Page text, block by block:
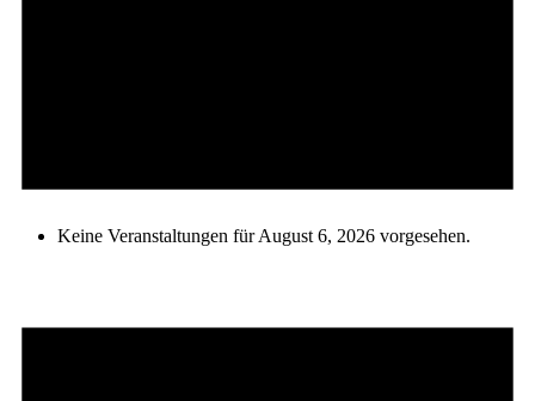
Keine Veranstaltungen für August 6, 2026 vorgesehen.